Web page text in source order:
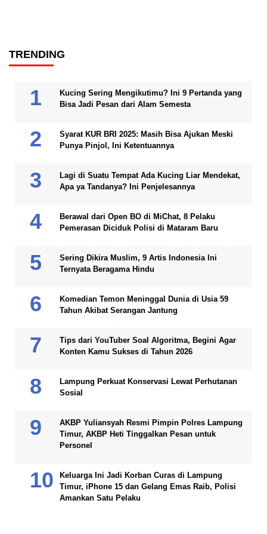
TRENDING
Kucing Sering Mengikutimu? Ini 9 Pertanda yang
Bisa Jadi Pesan dari Alam Semesta
Syarat KUR BRI 2025: Masih Bisa Ajukan Meski
Punya Pinjol, Ini Ketentuannya
Lagi di Suatu Tempat Ada Kucing Liar Mendekat,
Apa ya Tandanya? Ini Penjelesannya
Berawal dari Open BO di MiChat, 8 Pelaku
Pemerasan Diciduk Polisi di Mataram Baru
Sering Dikira Muslim, 9 Artis Indonesia Ini
Ternyata Beragama Hindu
Komedian Temon Meninggal Dunia di Usia 59
Tahun Akibat Serangan Jantung
Tips dari YouTuber Soal Algoritma, Begini Agar
Konten Kamu Sukses di Tahun 2026
Lampung Perkuat Konservasi Lewat Perhutanan
Sosial
AKBP Yuliansyah Resmi Pimpin Polres Lampung
Timur, AKBP Heti Tinggalkan Pesan untuk
Personel
Keluarga Ini Jadi Korban Curas di Lampung
Timur, iPhone 15 dan Gelang Emas Raib, Polisi
Amankan Satu Pelaku